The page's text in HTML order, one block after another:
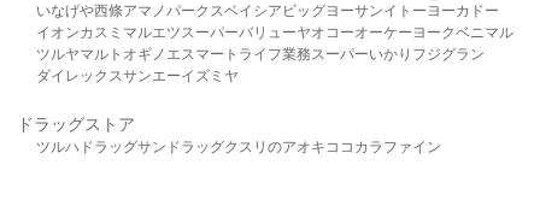
いなげや西條アマノパークスベイシア ビッグヨーサンイトーヨーカドー
イオンカスミ マルエツスーパーバリューヤオコーオーケー ヨークベニマル
ツルヤマルト オギノ エスマート ライフ業務スーパーいかり フジグラン
ダイレックスサンエーイズミヤ
ドラッグストア
ツルハドラッグサンドラッグクスリのアオキ ココカラファイン